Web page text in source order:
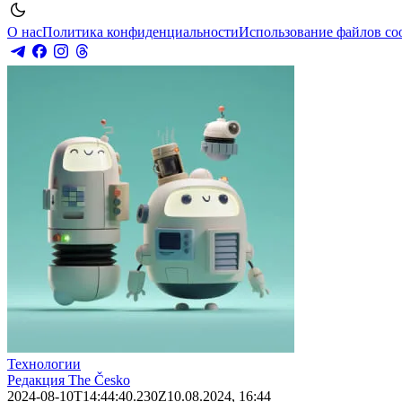
О насПолитика конфиденциальностиИспользование файлов
Технологии
Редакция The Česko
2024-08-10T14:44:40.230Z10.08.2024, 16:44